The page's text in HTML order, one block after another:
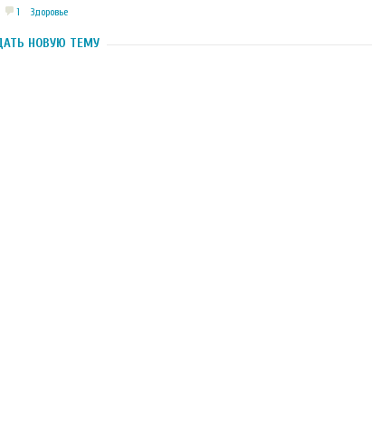
1 Здоровье
НОВУЮ ТЕМУ